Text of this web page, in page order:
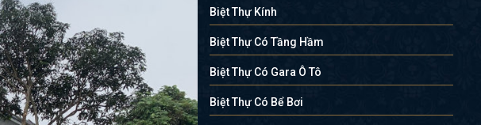
Biệt Thự Kính
Biệt Thự Có Tầng Hầm
Biệt Thự Có Gara Ô Tô
Biệt Thự Có Bể Bơi